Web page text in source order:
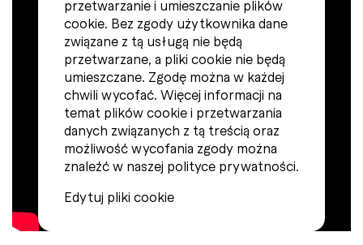
przetwarzanie i umieszczanie plików
cookie. Bez zgody użytkownika dane
związane z tą usługą nie będą
przetwarzane, a pliki cookie nie będą
umieszczane. Zgodę można w każdej
chwili wycofać. Więcej informacji na
temat plików cookie i przetwarzania
danych związanych z tą treścią oraz
możliwość wycofania zgody można
znaleźć w naszej polityce prywatności.
Edytuj pliki cookie